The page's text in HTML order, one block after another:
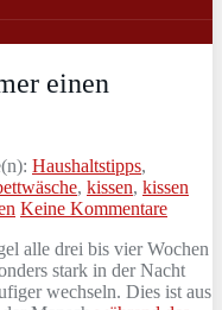
einen
Haushaltstipps,
, kissen, kissen
Keine Kommentare
alle drei bis vier Wochen
stark in der Nacht
wechseln. Dies ist aus